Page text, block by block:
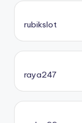
rubikslot
raya247